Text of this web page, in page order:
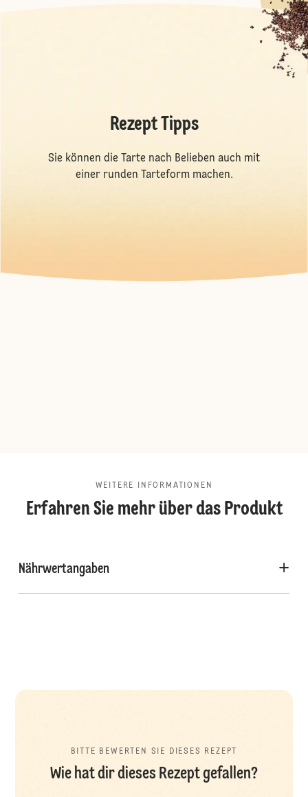
Rezept Tipps
Sie können die Tarte nach Belieben auch mit
einer runden Tarteform machen.
WEITERE INFORMATIONEN
Erfahren Sie mehr über das Produkt
Nährwertangaben
BITTE BEWERTEN SIE DIESES REZEPT
Wie hat dir dieses Rezept gefallen?